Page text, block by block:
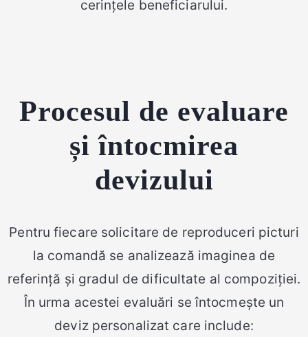
cerințele beneficiarului.
Procesul de evaluare
și întocmirea
devizului
Pentru fiecare solicitare de reproduceri picturi
la comandă se analizează imaginea de
referință și gradul de dificultate al compoziției.
În urma acestei evaluări se întocmește un
deviz personalizat care include: